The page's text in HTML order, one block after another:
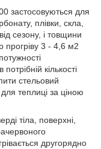
застосовуються для
плівки, скла,
сезону, і товщини
прогріву 3 - 4,6 м2
кількості
стельовий
теплиці за ціною
тіла, поверхні,
другорядно